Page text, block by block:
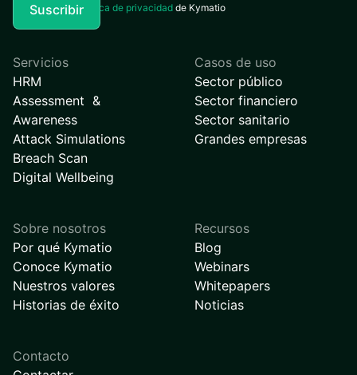
Acepto laPolítica de privacidad de Kymatio
Servicios
HRM
Assessment &
Awareness
Attack Simulations
Breach Scan
Digital Wellbeing
Casos de uso
Sector público
Sector financiero
Sector sanitario
Grandes empresas
Sobre nosotros
Por qué Kymatio
Conoce Kymatio
Nuestros valores
Historias de éxito
Recursos
Blog
Webinars
Whitepapers
Noticias
Contacto